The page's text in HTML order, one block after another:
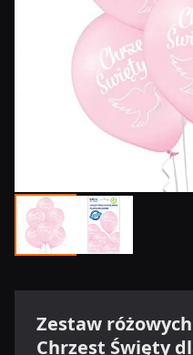
Zestaw
Chrzest Święty